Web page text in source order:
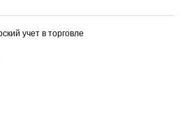
учет в торговле